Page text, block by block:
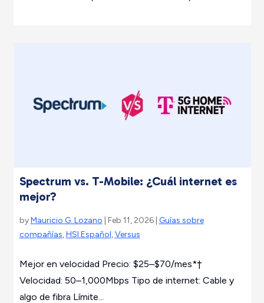
Spectrum vs. T-Mobile: ¿Cuál internet es
mejor?
byMauricio G. Lozano | Feb 11, 2026 | Guías sobre
compañías,HSI Español,Versus
Mejor en velocidad Precio: $25–$70/mes*†
Velocidad: 50–1,000Mbps Tipo de internet: Cable y
algo de fibra Límite...